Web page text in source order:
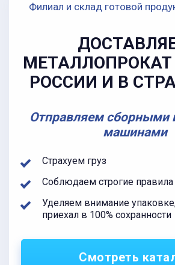
Филиал и склад готовой
МЕТАЛЛОПРОКАТ
РОССИИ И В
Отправляем
машинами
Страхуем груз
Соблюдаем строгие
Уделяем внимание
приехал в 100% сохранности
Смотреть